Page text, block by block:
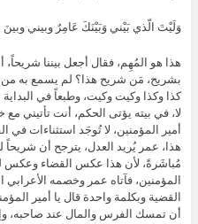
وَلَيْتَ الّذي بَيْني وَبَيْنَكَ عَامِرٌ وبيني
هذا هو المُهِم، فقال أجعل بيننا
بشريح، مَن شريح هذا؟ لم يسمع به
كذا وكذا وكيت وكيت، وطبعاً في
لا، في بيته يؤتى الحكم، أنت تأتيني
أمير المؤمنين، لا تُوجَد استثناءات في
هذا، عمر يُريد العدل، يترجح أن شريحاً
مُباشَرةً، لأن هذا عكس القضاء وعكس
المؤمنين، فآتاه عمر وخصمه
القضية وبكلمة واحدة قال يا أمير
أن تمسك الفرس والمال عند صاحبه،